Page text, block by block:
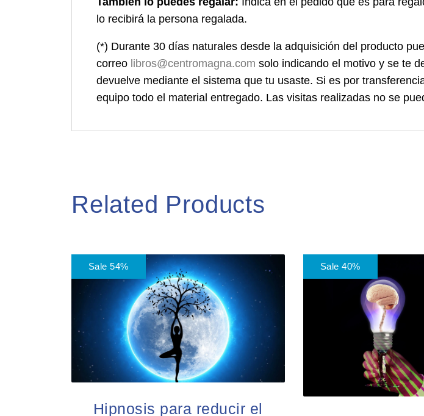
lo recibirá la persona regalada.
(*) Durante 30 días naturales desde la adquisición del producto
correo libros@centromagna.com solo indicando el motivo y se te
devuelve mediante el sistema que tu usaste. Si es por
equipo todo el material entregado. Las visitas realizadas no se
Related Products
Sale 54%
Hipnosis para reducir el
Sale 40%